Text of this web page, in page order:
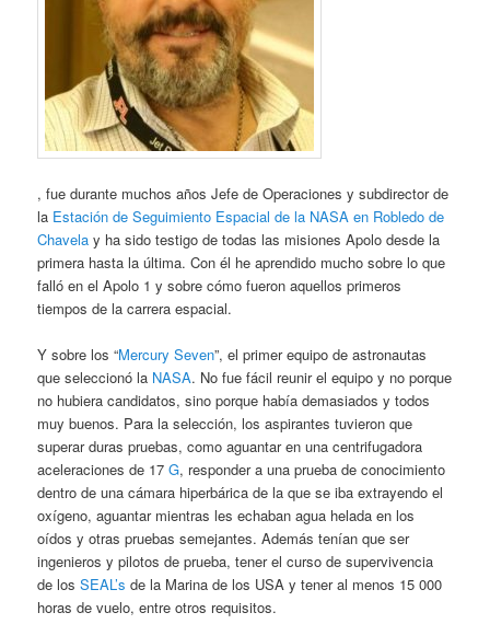
, fue durante muchos años Jefe de Operaciones y subdirector de
la Estación de Seguimiento Espacial de la NASA en Robledo de
Chavela y ha sido testigo de todas las misiones Apolo desde la
primera hasta la última. Con él he aprendido mucho sobre lo que
falló en el Apolo 1 y sobre cómo fueron aquellos primeros
tiempos de la carrera espacial.
Y sobre los “Mercury Seven”, el primer equipo de astronautas
que seleccionó la NASA. No fue fácil reunir el equipo y no porque
no hubiera candidatos, sino porque había demasiados y todos
muy buenos. Para la selección, los aspirantes tuvieron que
superar duras pruebas, como aguantar en una centrifugadora
aceleraciones de 17G, responder a una prueba de conocimiento
dentro de una cámara hiperbárica de la que se iba extrayendo el
oxígeno, aguantar mientras les echaban agua helada en los
oídos y otras pruebas semejantes. Además tenían que ser
ingenieros y pilotos de prueba, tener el curso de supervivencia
de losSEAL’s de la Marina de los USA y tener al menos 15 000
horas de vuelo, entre otros requisitos.